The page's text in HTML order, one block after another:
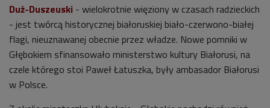
Duż-Duszeuski - wielokrotnie więziony w czasach radzieckich
- jest twórcą historycznej białoruskiej biało-czerwono-białej
flagi, nieuznawanej obecnie przez władze. Nowe pomniki w
Głębokiem sfinansowało ministerstwo kultury Białorusi, na
czele którego stoi Paweł Łatuszka, były ambasador Białorusi
w Polsce.